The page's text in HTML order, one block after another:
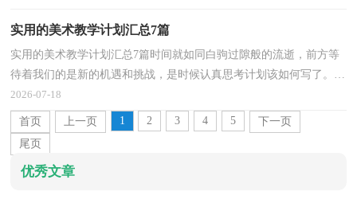
实用的美术教学计划汇总7篇
实用的美术教学计划汇总7篇时间就如同白驹过隙般的流逝，前方等
待着我们的是新的机遇和挑战，是时候认真思考计划该如何写了。什
么样的计划才是好的计划呢？下面是小编精心整理的...
2026-07-18
首页 上一页 1 2 3 4 5
下一页
尾页
优秀文章